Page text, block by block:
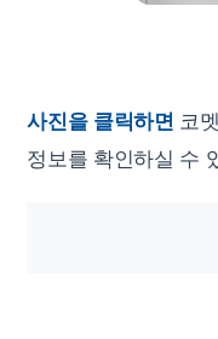
사진을 클릭하면 코
정보를 확인하실 수